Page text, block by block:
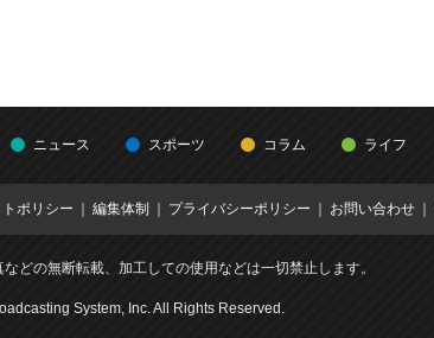
ニュース スポーツ コラム ライフ
ポリシー 編集体制 プライバシーポリシー お問い合わせ
どの無断転載、加工しての使用などは一切禁止します。
System, Inc. All Rights Reserved.